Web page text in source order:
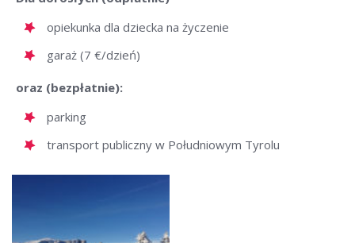
opiekunka dla dziecka na życzenie
garaż (7 €/dzień)
oraz (bezpłatnie):
parking
transport publiczny w Południowym Tyrolu